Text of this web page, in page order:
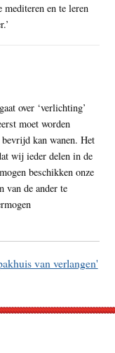
mediteren en te leren
over ‘verlichting’
moet worden
kan wanen. Het
wij ieder delen in de
beschikken onze
van de ander te
van verlangen'